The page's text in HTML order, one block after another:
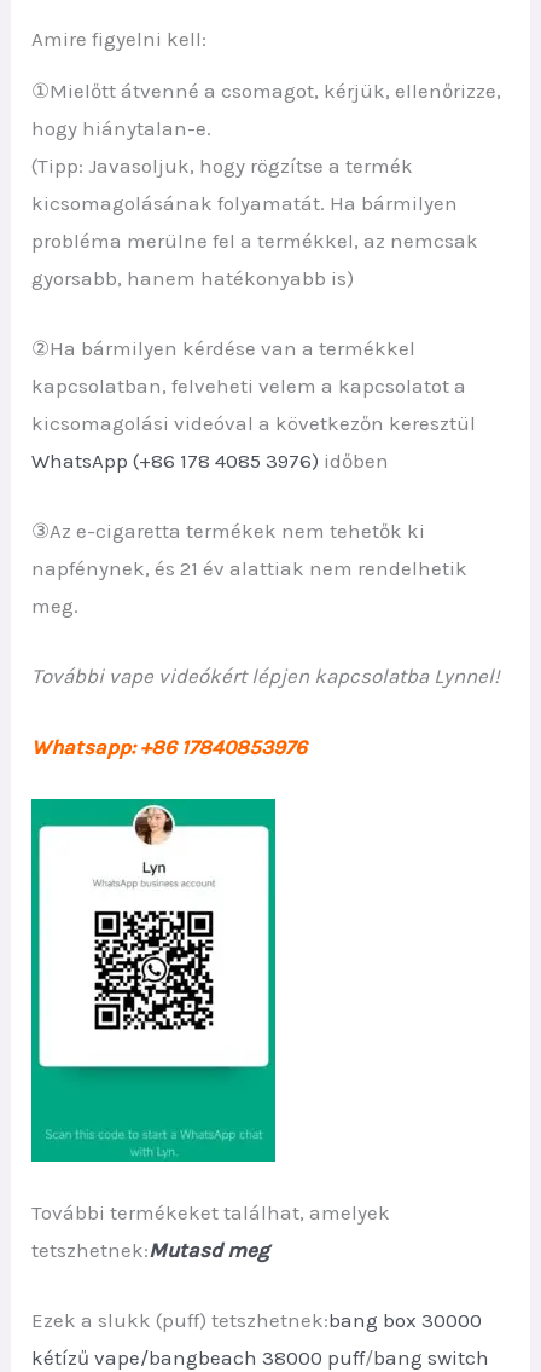
Amire figyelni kell:
①Mielőtt átvenné a csomagot, kérjük, ellenőrizze,
hogy hiánytalan-e.
(Tipp: Javasoljuk, hogy rögzítse a termék
kicsomagolásának folyamatát. Ha bármilyen
probléma merülne fel a termékkel, az nemcsak
gyorsabb, hanem hatékonyabb is)
②Ha bármilyen kérdése van a termékkel
kapcsolatban, felveheti velem a kapcsolatot a
kicsomagolási videóval a következőn keresztül
WhatsApp (+86 178 4085 3976) időben
③Az e-cigaretta termékek nem tehetők ki
napfénynek, és 21 év alattiak nem rendelhetik
meg.
További vape videókért lépjen kapcsolatba Lynnel!
Whatsapp: +86 17840853976
További termékeket találhat, amelyek
tetszhetnek:Mutasd meg
Ezek a slukk (puff) tetszhetnek:bang box 30000
kétízű vape/bangbeach 38000 puff/bang switch